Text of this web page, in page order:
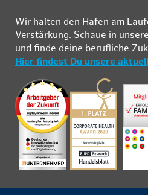
Wir hal­ten den Ha­fen am
Ver­stär­kung. Schau­e in
und fin­de deine be­ruf­li­che
Hier findest Du unsere